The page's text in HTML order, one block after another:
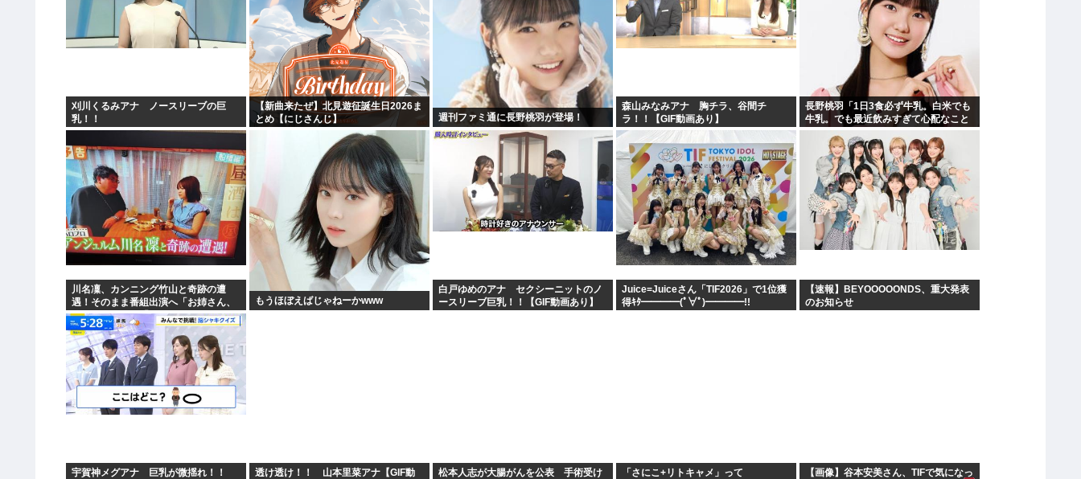
刈川くるみアナ ノースリーブの巨
乳！！
【新曲来たぜ】北見遊征誕生日2026ま
とめ【にじさんじ】
週刊ファミ通に長野桃羽が登場！
森山みなみアナ 胸チラ、谷間チ
ラ！！【GIF動画あり】
長野桃羽「1日3食必ず牛乳。白米でも
牛乳。でも最近飲みすぎて心配なこと
が…」
川名凜、カンニング竹山と奇跡の遭
遇！そのまま番組出演へ「お姉さん、
飲みません？」「アンジュルムで…」
もうほぼえばじゃねーかwww
白戸ゆめのアナ セクシーニットのノ
ースリーブ巨乳！！【GIF動画あり】
Juice=Juiceさん「TIF2026」で1位獲
得ｷﾀ━━━━(ﾟ∀ﾟ)━━━━!!
【速報】BEYOOOOONDS、重大発表
のお知らせ
宇賀神メグアナ 巨乳が微揺れ！！
透け透け！！ 山本里菜アナ【GIF動
松本人志が大腸がんを公表 手術受け
「さにこ+リトキャメ」って
【画像】谷本安美さん、TIFで気になっ